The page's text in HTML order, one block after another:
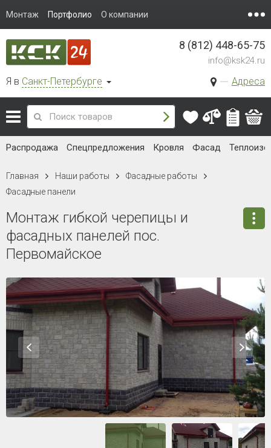
Монтаж Портфолио О компании
Я в Санкт-Петербурге Адреса
8 (812) 448-65-75
info@ksk24.ru
Распродажа Спецпредложения Кровля Фасад
Главная Наши работы
Фасадные работы
Фасадные панели
Монтаж гибкой черепицы и
фасадных панелей пос.
Первомайское